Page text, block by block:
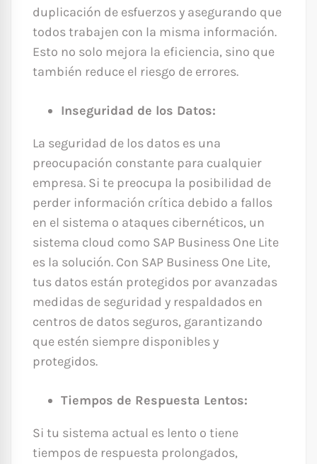
duplicación de esfuerzos y asegurando que
todos trabajen con la misma información.
Esto no solo mejora la eficiencia, sino que
también reduce el riesgo de errores.
Inseguridad de los Datos:
La seguridad de los datos es una
preocupación constante para cualquier
empresa. Si te preocupa la posibilidad de
perder información crítica debido a fallos
en el sistema o ataques cibernéticos, un
sistema cloud como SAP Business One Lite
es la solución. Con SAP Business One Lite,
tus datos están protegidos por avanzadas
medidas de seguridad y respaldados en
centros de datos seguros, garantizando
que estén siempre disponibles y
protegidos.
Tiempos de Respuesta Lentos:
Si tu sistema actual es lento o tiene
tiempos de respuesta prolongados,